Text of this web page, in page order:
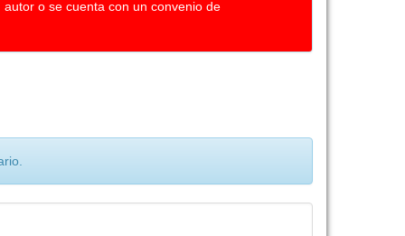
o se cuenta con un convenio de